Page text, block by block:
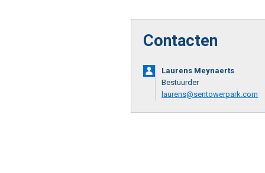
Contacten
Laurens Meynaerts
Bestuurder
laurens@sentowerpark.com